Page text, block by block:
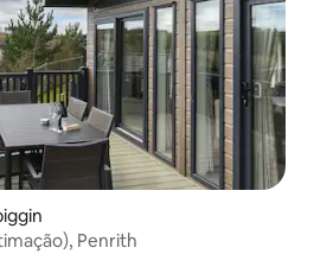
Penrith